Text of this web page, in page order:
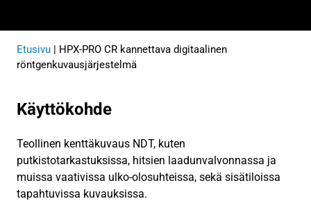
Etusivu
HPX-PRO CR kannettava digitaalinen
röntgenkuvausjärjestelmä
Käyttökohde
Teollinen kenttäkuvaus NDT, kuten
putkistotarkastuksissa, hitsien laadunvalvonnassa ja
muissa vaativissa ulko-olosuhteissa, sekä sisätiloissa
tapahtuvissa kuvauksissa.